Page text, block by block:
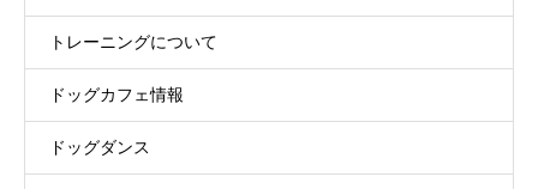
トレーニングについて
ドッグカフェ情報
ドッグダンス